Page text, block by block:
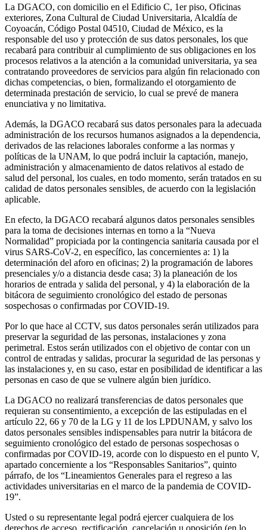
La DGACO, con domicilio en el Edificio C, 1er piso, Oficinas
exteriores, Zona Cultural de Ciudad Universitaria, Alcaldía de
Coyoacán, Código Postal 04510, Ciudad de México, es la
responsable del uso y protección de sus datos personales, los que
recabará para contribuir al cumplimiento de sus obligaciones en los
procesos relativos a la atención a la comunidad universitaria, ya sea
contratando proveedores de servicios para algún fin relacionado con
dichas competencias, o bien, formalizando el otorgamiento de
determinada prestación de servicio, lo cual se prevé de manera
enunciativa y no limitativa.
Además, la DGACO recabará sus datos personales para la adecuada
administración de los recursos humanos asignados a la dependencia,
derivados de las relaciones laborales conforme a las normas y
políticas de la UNAM, lo que podrá incluir la captación, manejo,
administración y almacenamiento de datos relativos al estado de
salud del personal, los cuales, en todo momento, serán tratados en su
calidad de datos personales sensibles, de acuerdo con la legislación
aplicable.
En efecto, la DGACO recabará algunos datos personales sensibles
para la toma de decisiones internas en torno a la “Nueva
Normalidad” propiciada por la contingencia sanitaria causada por el
virus SARS-CoV-2, en específico, las concernientes a: 1) la
determinación del aforo en oficinas; 2) la programación de labores
presenciales y/o a distancia desde casa; 3) la planeación de los
horarios de entrada y salida del personal, y 4) la elaboración de la
bitácora de seguimiento cronológico del estado de personas
sospechosas o confirmadas por COVID-19.
Por lo que hace al CCTV, sus datos personales serán utilizados para
preservar la seguridad de las personas, instalaciones y zona
perimetral. Estos serán utilizados con el objetivo de contar con un
control de entradas y salidas, procurar la seguridad de las personas y
las instalaciones y, en su caso, estar en posibilidad de identificar a las
personas en caso de que se vulnere algún bien jurídico.
La DGACO no realizará transferencias de datos personales que
requieran su consentimiento, a excepción de las estipuladas en el
artículo 22, 66 y 70 de la LG y 11 de los LPDUNAM, y salvo los
datos personales sensibles indispensables para nutrir la bitácora de
seguimiento cronológico del estado de personas sospechosas o
confirmadas por COVID-19, acorde con lo dispuesto en el punto V,
apartado concerniente a los “Responsables Sanitarios”, quinto
párrafo, de los “Lineamientos Generales para el regreso a las
actividades universitarias en el marco de la pandemia de COVID-
19”.
Usted o su representante legal podrá ejercer cualquiera de los